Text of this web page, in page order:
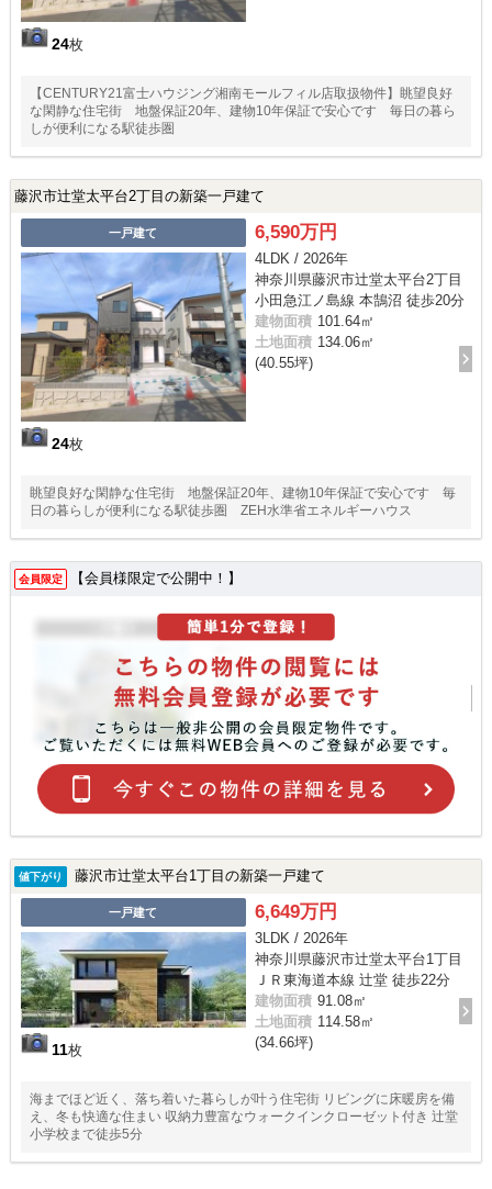
24枚
【CENTURY21富士ハウジング湘南モールフィル店取扱物件】眺望良好
な閑静な住宅街 地盤保証20年、建物10年保証で安心です 毎日の暮ら
しが便利になる駅徒歩圏
藤沢市辻堂太平台2丁目の新築一戸建て
一戸建て
24枚
6,590万円
4LDK / 2026年
神奈川県藤沢市辻堂太平台2丁目
小田急江ノ島線 本鵠沼 徒歩20分
建物面積 101.64㎡
土地面積 134.06㎡
(40.55坪)
眺望良好な閑静な住宅街 地盤保証20年、建物10年保証で安心です 毎
日の暮らしが便利になる駅徒歩圏 ZEH水準省エネルギーハウス
会員限定 【会員様限定で公開中！】
値下がり 藤沢市辻堂太平台1丁目の新築一戸建て
一戸建て
11枚
6,649万円
3LDK / 2026年
神奈川県藤沢市辻堂太平台1丁目
ＪＲ東海道本線 辻堂 徒歩22分
建物面積 91.08㎡
土地面積 114.58㎡
(34.66坪)
海までほど近く、落ち着いた暮らしが叶う住宅街 リビングに床暖房を備
え、冬も快適な住まい 収納力豊富なウォークインクローゼット付き 辻堂
小学校まで徒歩5分